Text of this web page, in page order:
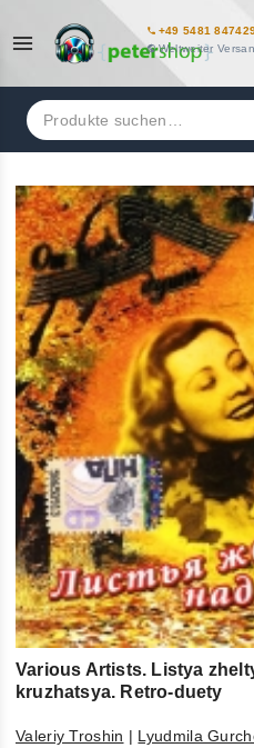
+49 5481
Weltweiter
Suchen
nach:
Various Artists. Listya
kruzhatsya. Retro-duety
Valeriy Troshin | Lyudmila